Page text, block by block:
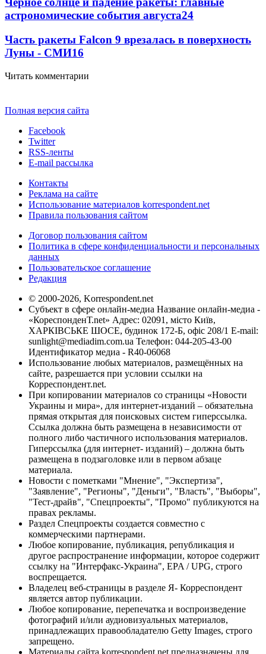
астрономические события августа24
Часть ракеты Falcon 9 врезалась в поверхность
Луны - СМИ16
Читать комментарии
Полная версия сайта
Facebook
Twitter
RSS-ленты
E-mail рассылка
Контакты
Реклама на сайте
Использование материалов korrespondent.net
Правила пользования сайтом
Договор пользования сайтом
Политика в сфере конфиденциальности и персональных
данных
Пользовательское соглашение
Редакция
© 2000-2026, Korrespondent.net
Субъект в сфере онлайн-медиа Название онлайн-медиа -
«КореспонденТ.net» Адрес: 02091, місто Київ,
ХАРКІВСЬКЕ ШОСЕ, будинок 172-Б, офіс 208/1 E-mail:
sunlight@mediadim.com.ua Телефон: 044-205-43-00
Идентификатор медиа - R40-06068
Использование любых материалов, размещённых на
сайте, разрешается при условии ссылки на
Корреспондент.net.
При копировании материалов со страницы «Новости
Украины и мира», для интернет-изданий – обязательна
прямая открытая для поисковых систем гиперссылка.
Ссылка должна быть размещена в независимости от
полного либо частичного использования материалов.
Гиперссылка (для интернет- изданий) – должна быть
размещена в подзаголовке или в первом абзаце
материала.
Новости с пометками "Мнение", "Экспертиза",
"Заявление", "Регионы", "Деньги", "Власть", "Выборы",
"Тест-драйв", "Спецпроекты", "Промо" публикуются на
правах рекламы.
Раздел Спецпроекты создается совместно с
коммерческими партнерами.
Любое копирование, публикация, републикация и
другое распространение информации, которое содержит
ссылку на "Интерфакс-Украина", EPA / UPG, строго
воспрещается.
Владелец веб-страницы в разделе Я- Корреспондент
является автор публикации.
Любое копирование, перепечатка и воспроизведение
фотографий и/или аудиовизуальных материалов,
принадлежащих правообладателю Getty Images, строго
запрещено.
Материалы сайта korrespondent.net предназначены для